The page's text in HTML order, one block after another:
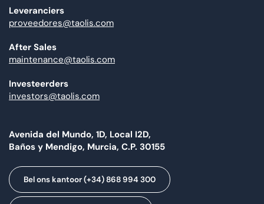
Leveranciers
proveedores@taolis.com
After Sales
maintenance@taolis.com
Investeerders
investors@taolis.com
Avenida del Mundo, 1D, Local I2D,
Baños y Mendigo, Murcia, C.P. 30155
Bel ons kantoor (+34) 868 994 300